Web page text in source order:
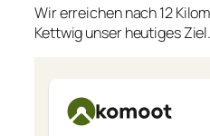
Wir erreichen nach 12
Kettwig unser heutiges Ziel.